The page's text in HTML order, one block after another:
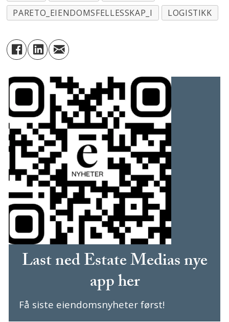
PARETO_EIENDOMSFELLESSKAP_I
LOGISTIKK
Last ned Estate Medias nye
app her
Få siste eiendomsnyheter først!